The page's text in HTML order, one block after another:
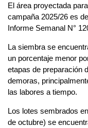
El área proyectada
campaña 2025/26 es
Informe Semanal N°
La siembra se
un porcentaje menor
etapas de preparación
demoras,
las labores a tiempo.
Los lotes sembrados
de octubre) se